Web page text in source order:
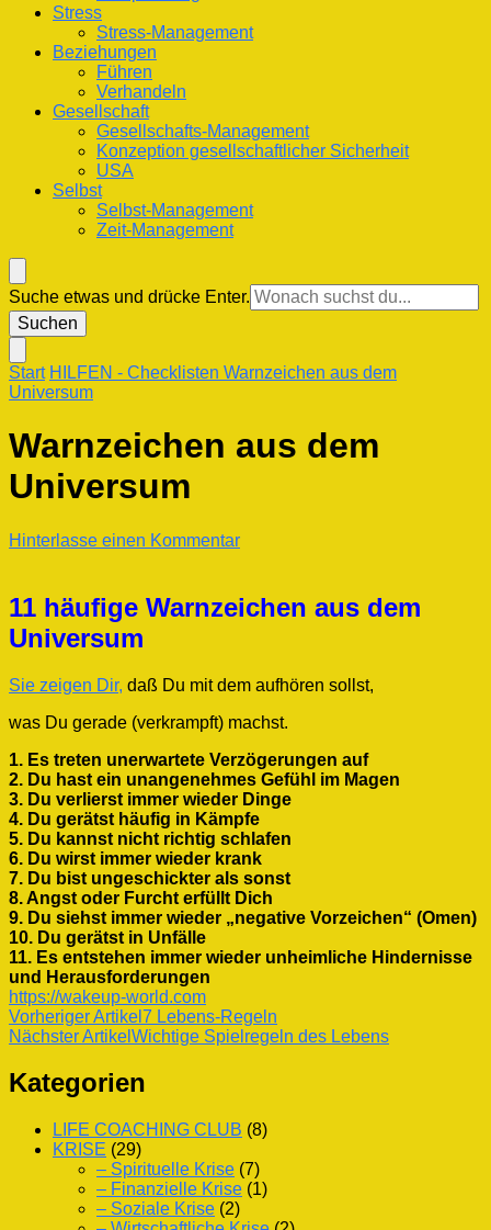
Stress
Stress-Management
Beziehungen
Führen
Verhandeln
Gesellschaft
Gesellschafts-Management
Konzeption gesellschaftlicher Sicherheit
USA
Selbst
Selbst-Management
Zeit-Management
Suchst
du
nach
Suche etwas und drücke Enter.
Start HILFEN - Checklisten Warnzeichen aus dem
Universum
Warnzeichen aus dem
Universum
Hinterlasse einen Kommentarzu
dem
Universum
11 häufige Warnzeichen aus dem
Universum
Sie zeigen Dir, daß Du mit dem aufhören sollst,
was Du gerade (verkrampft) machst.
1. Es treten unerwartete Verzögerungen auf
2. Du hast ein unangenehmes Gefühl im Magen
3. Du verlierst immer wieder Dinge
4. Du gerätst häufig in Kämpfe
5. Du kannst nicht richtig schlafen
6. Du wirst immer wieder krank
7. Du bist ungeschickter als sonst
8. Angst oder Furcht erfüllt Dich
9. Du siehst immer wieder „negative Vorzeichen“ (Omen)
10. Du gerätst in Unfälle
11. Es entstehen immer wieder unheimliche Hindernisse
und Herausforderungen
https://wakeup-world.com
Beitragsnavigation
Vorheriger Artikel 7 Lebens-Regeln
Nächster Artikel Wichtige Spielregeln des Lebens
Kategorien
LIFE COACHING CLUB (8)
KRISE (29)
– Spirituelle Krise (7)
– Finanzielle Krise (1)
– Soziale Krise (2)